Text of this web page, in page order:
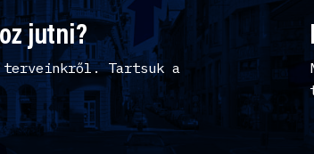
jutni?
Tartsuk a